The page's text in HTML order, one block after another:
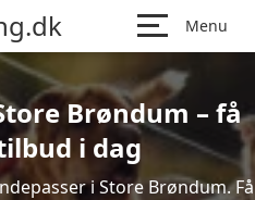
Menu
Brøndum – få
i dag
i Store Brøndum. Få